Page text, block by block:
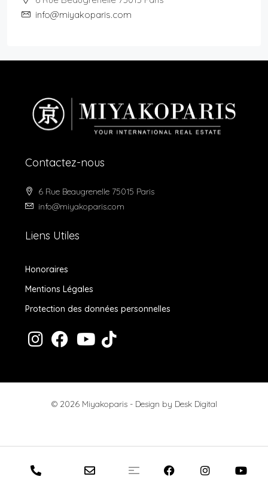
info@miyakoparis.com
Contactez-nous
6 Rue Beaugrenelle 75015 Paris
info@miyakoparis.com
Liens Utiles
Honoraires
Mentions Légales
Protection des données personnelles
© 2026 Miyakoparis - Design by Desk Digital